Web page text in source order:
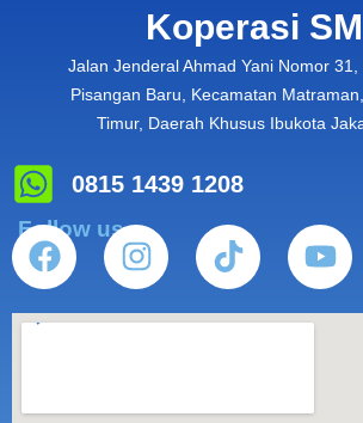
Koperasi
Jalan Jenderal Ahmad Yani Nomor 31,
Pisangan Baru, Kecamatan
Timur, Daerah Khusus Ibukota
0815 1439 1208
Follow us